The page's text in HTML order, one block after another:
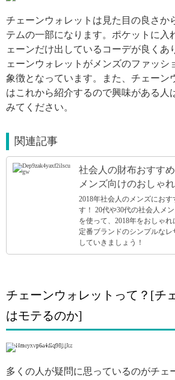
チェーンウォレットは見た目の良さか
テムの一部になります。ポケットに入
ェーンだけ出しているコーデが良くあ
ェーンウォレットがメンズのファッシ
象徴となっています。また、チェーン
はこれから紹介するので興味がある人
みてください。
関連記事
社会人の財布おすす
メンズ向けのおしゃ
2018年社会人のメンズにお
す！ 20代や30代の社会人メ
を使って、2018年をおしゃ
定番ブランドのシンプルな
していきましょう！
チェーンウォレットって？[チ
はモテるのか]
引用: https://www.instagram.com/p/Br9EckKgxJD/
多くの人が疑問に思っているのがチェ